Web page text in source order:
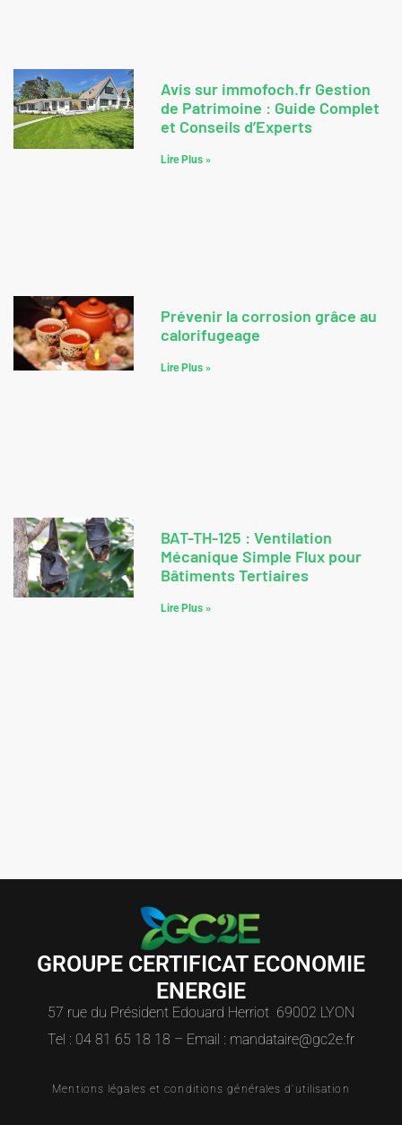
Avis sur immofoch.fr Gestion
de Patrimoine : Guide Complet
et Conseils d’Experts
Lire Plus »
Prévenir la corrosion grâce au
calorifugeage
Lire Plus »
BAT-TH-125 : Ventilation
Mécanique Simple Flux pour
Bâtiments Tertiaires
Lire Plus »
GROUPE CERTIFICAT ECONOMIE
ENERGIE
57 rue du Président Edouard Herriot 69002 LYON
Tel : 04 81 65 18 18 – Email : mandataire@gc2e.fr
Mentions légales et conditions générales d'utilisation